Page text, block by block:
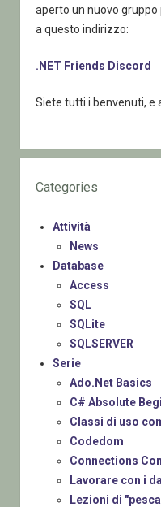
aperto un nuovo gruppo
a questo indirizzo:
.NET Friends Discord
Siete tutti i benvenuti, e
Categories
Attività
News
Database
Access
SQL
SQLite
SQLSERVER
Serie
Ado.Net Basics
C# Absolute
Classi di uso
Codedom
Connections
Lavorare con i
Lezioni di